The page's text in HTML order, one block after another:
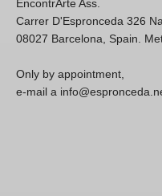
EncontrArte Ass.
Carrer D'Espronceda 326
08027 Barcelona, Spain.
Only by appointment,
e-mail a